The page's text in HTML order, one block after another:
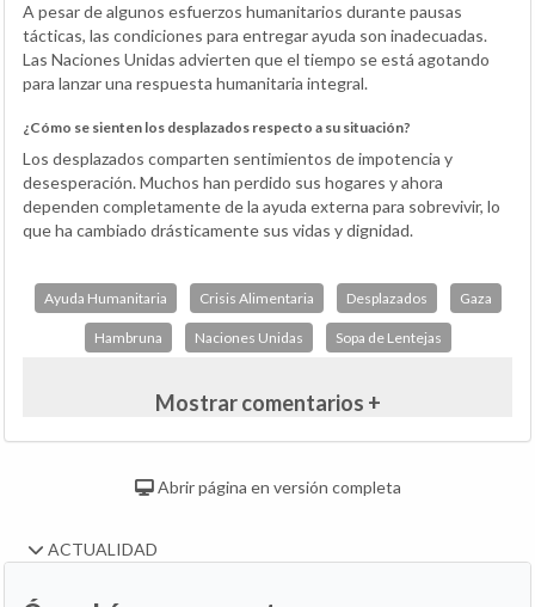
A pesar de algunos esfuerzos humanitarios durante pausas
tácticas, las condiciones para entregar ayuda son inadecuadas.
Las Naciones Unidas advierten que el tiempo se está agotando
para lanzar una respuesta humanitaria integral.
¿Cómo se sienten los desplazados respecto a su situación?
Los desplazados comparten sentimientos de impotencia y
desesperación. Muchos han perdido sus hogares y ahora
dependen completamente de la ayuda externa para sobrevivir, lo
que ha cambiado drásticamente sus vidas y dignidad.
Ayuda Humanitaria Crisis Alimentaria Desplazados Gaza
Hambruna Naciones Unidas Sopa de Lentejas
Mostrar comentarios +
Abrir página en versión completa
ACTUALIDAD